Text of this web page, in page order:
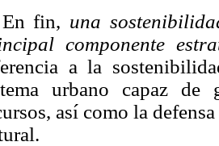
fin, una
componente
a la
urbano capaz
así como la